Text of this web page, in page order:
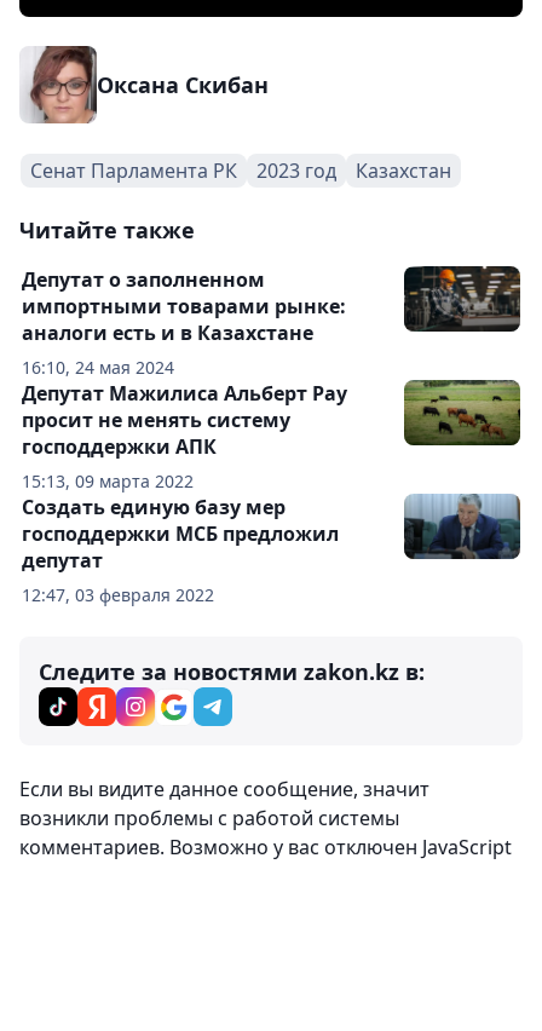
Оксана Скибан
Сенат Парламента РК 2023 год Казахстан
Читайте также
16:10, 24 мая 2024
Депутат о заполненном
импортными товарами рынке:
аналоги есть и в Казахстане
15:13, 09 марта 2022
Депутат Мажилиса Альберт Рау
просит не менять систему
господдержки АПК
12:47, 03 февраля 2022
Создать единую базу мер
господдержки МСБ предложил
депутат
Следите за новостями zakon.kz в:
Если вы видите данное сообщение, значит
возникли проблемы с работой системы
комментариев. Возможно у вас отключен JavaScript